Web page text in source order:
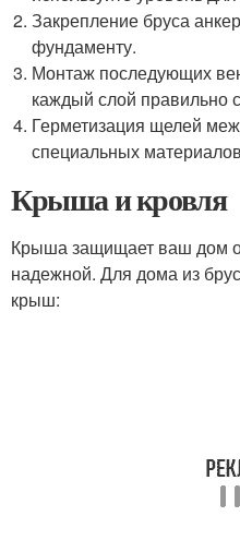
Закрепление бруса
фундаменту.
Монтаж последующих
каждый слой правильно
Герметизация щелей
специальных
Крыша и кровля
Крыша защищает ваш дом
надежной. Для дома из
крыш: